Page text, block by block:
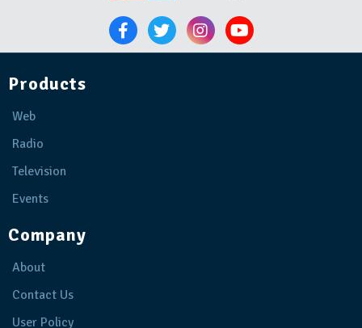
Products
Web
Radio
Television
Events
Company
About
Contact Us
User Policy